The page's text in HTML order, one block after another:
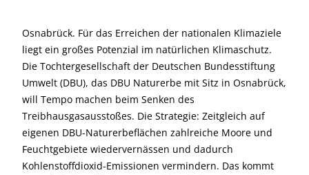
Osnabrück. Für das Erreichen der nationalen Klimaziele
liegt ein großes Potenzial im natürlichen Klimaschutz.
Die Tochtergesellschaft der Deutschen Bundesstiftung
Umwelt (DBU), das DBU Naturerbe mit Sitz in Osnabrück,
will Tempo machen beim Senken des
Treibhausgasausstoßes. Die Strategie: Zeitgleich auf
eigenen DBU-Naturerbeflächen zahlreiche Moore und
Feuchtgebiete wiedervernässen und dadurch
Kohlenstoffdioxid-Emissionen vermindern. Das kommt